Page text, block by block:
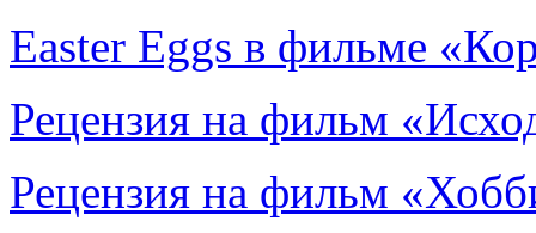
Easter Eggs в фильме
Рецензия на фильм
Рецензия на фильм